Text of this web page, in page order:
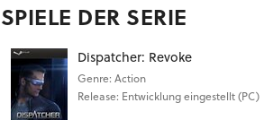
SPIELE DER SERIE
Dispatcher: Revoke
Genre: Action
Release: Entwicklung eingestellt (PC)